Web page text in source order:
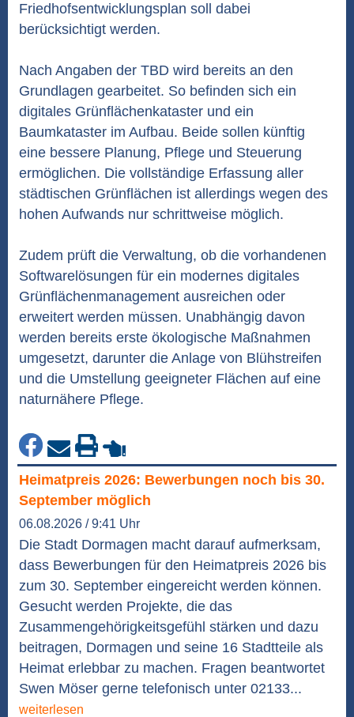
Friedhofsentwicklungsplan soll dabei
berücksichtigt werden.
Nach Angaben der TBD wird bereits an den
Grundlagen gearbeitet. So befinden sich ein
digitales Grünflächenkataster und ein
Baumkataster im Aufbau. Beide sollen künftig
eine bessere Planung, Pflege und Steuerung
ermöglichen. Die vollständige Erfassung aller
städtischen Grünflächen ist allerdings wegen des
hohen Aufwands nur schrittweise möglich.
Zudem prüft die Verwaltung, ob die vorhandenen
Softwarelösungen für ein modernes digitales
Grünflächenmanagement ausreichen oder
erweitert werden müssen. Unabhängig davon
werden bereits erste ökologische Maßnahmen
umgesetzt, darunter die Anlage von Blühstreifen
und die Umstellung geeigneter Flächen auf eine
naturnähere Pflege.
Heimatpreis 2026: Bewerbungen noch bis 30.
September möglich
06.08.2026 / 9:41 Uhr
Die Stadt Dormagen macht darauf aufmerksam,
dass Bewerbungen für den Heimatpreis 2026 bis
zum 30. September eingereicht werden können.
Gesucht werden Projekte, die das
Zusammengehörigkeitsgefühl stärken und dazu
beitragen, Dormagen und seine 16 Stadtteile als
Heimat erlebbar zu machen. Fragen beantwortet
Swen Möser gerne telefonisch unter 02133...
weiterlesen